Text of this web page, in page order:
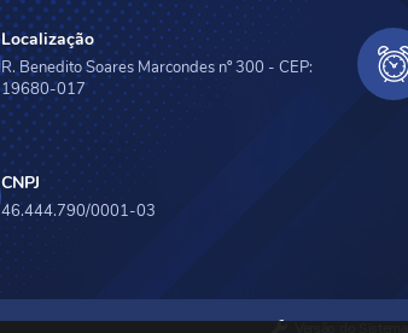
Localização
R. Benedito Soares Marcondes nº 300 - CEP:
19680-017
CNPJ
46.444.790/0001-03